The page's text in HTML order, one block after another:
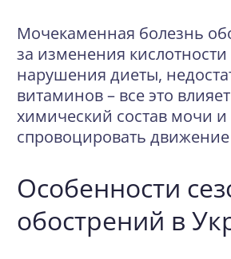
Мочекаменная болезнь
за изменения
нарушения диеты,
витаминов – все это
химический состав мочи
спровоцировать
Особенности
обострений в